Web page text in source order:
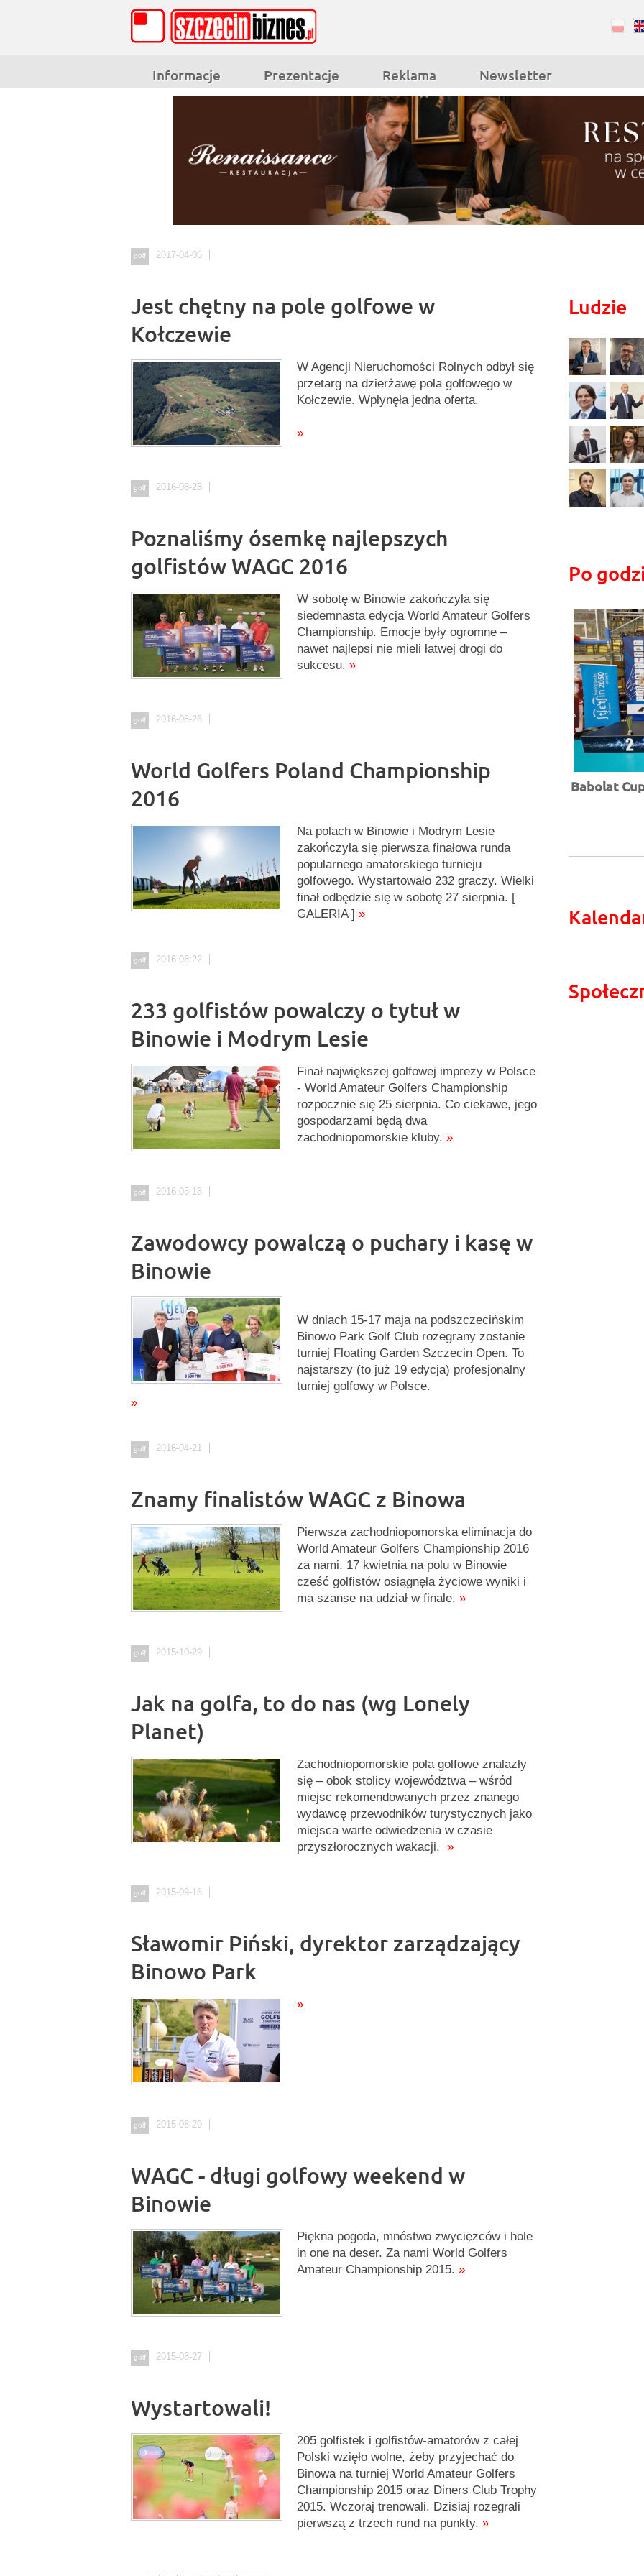
Informacje Prezentacje Reklama Newsletter
golf 2017-04-06
Jest chętny na pole golfowe w
Kołczewie
W Agencji Nieruchomości Rolnych odbył się
przetarg na dzierżawę pola golfowego w
Kołczewie. Wpłynęła jedna oferta.
»
golf 2016-08-28
Poznaliśmy ósemkę najlepszych
golfistów WAGC 2016
W sobotę w Binowie zakończyła się
siedemnasta edycja World Amateur Golfers
Championship. Emocje były ogromne –
nawet najlepsi nie mieli łatwej drogi do
sukcesu. »
golf 2016-08-26
World Golfers Poland Championship
2016
Na polach w Binowie i Modrym Lesie
zakończyła się pierwsza finałowa runda
popularnego amatorskiego turnieju
golfowego. Wystartowało 232 graczy. Wielki
finał odbędzie się w sobotę 27 sierpnia. [
GALERIA ] »
golf 2016-08-22
233 golfistów powalczy o tytuł w
Binowie i Modrym Lesie
Finał największej golfowej imprezy w Polsce
- World Amateur Golfers Championship
rozpocznie się 25 sierpnia. Co ciekawe, jego
gospodarzami będą dwa
zachodniopomorskie kluby. »
golf 2016-05-13
Zawodowcy powalczą o puchary i kasę w
Binowie
W dniach 15-17 maja na podszczecińskim
Binowo Park Golf Club rozegrany zostanie
turniej Floating Garden Szczecin Open. To
najstarszy (to już 19 edycja) profesjonalny
turniej golfowy w Polsce.
»
golf 2016-04-21
Znamy finalistów WAGC z Binowa
Pierwsza zachodniopomorska eliminacja do
World Amateur Golfers Championship 2016
za nami. 17 kwietnia na polu w Binowie
część golfistów osiągnęła życiowe wyniki i
ma szanse na udział w finale. »
golf 2015-10-29
Jak na golfa, to do nas (wg Lonely
Planet)
Zachodniopomorskie pola golfowe znalazły
się – obok stolicy województwa – wśród
miejsc rekomendowanych przez znanego
wydawcę przewodników turystycznych jako
miejsca warte odwiedzenia w czasie
przyszłorocznych wakacji. »
golf 2015-09-16
Sławomir Piński, dyrektor zarządzający
Binowo Park
»
golf 2015-08-29
WAGC - długi golfowy weekend w
Binowie
Piękna pogoda, mnóstwo zwycięzców i hole
in one na deser. Za nami World Golfers
Amateur Championship 2015. »
golf 2015-08-27
Wystartowali!
205 golfistek i golfistów-amatorów z całej
Polski wzięło wolne, żeby przyjechać do
Binowa na turniej World Amateur Golfers
Championship 2015 oraz Diners Club Trophy
2015. Wczoraj trenowali. Dzisiaj rozegrali
pierwszą z trzech rund na punkty. »
Ludzie
Po
Babolat